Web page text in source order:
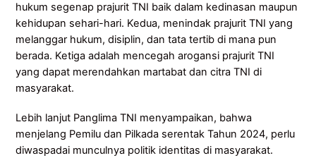
hukum segenap prajurit TNI baik dalam kedinasan maupun
kehidupan sehari-hari. Kedua, menindak prajurit TNI yang
melanggar hukum, disiplin, dan tata tertib di mana pun
berada. Ketiga adalah mencegah arogansi prajurit TNI
yang dapat merendahkan martabat dan citra TNI di
masyarakat.
Lebih lanjut Panglima TNI menyampaikan, bahwa
menjelang Pemilu dan Pilkada serentak Tahun 2024, perlu
diwaspadai munculnya politik identitas di masyarakat.